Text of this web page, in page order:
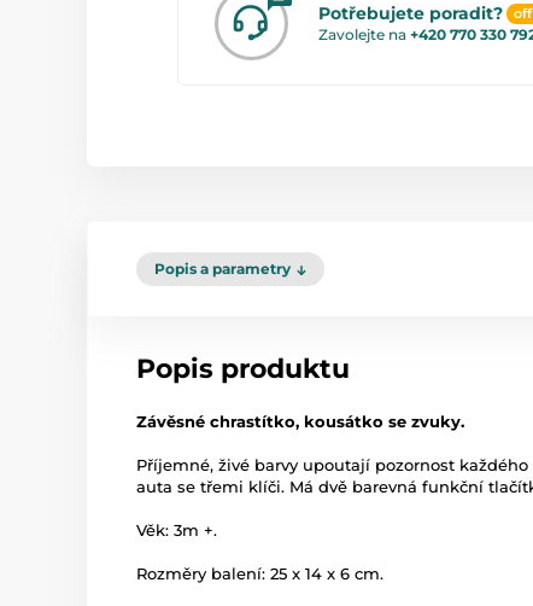
Potřebujete poradit?
Zavolejte na +420 770 330
Popis a parametry
Popis produktu
Závěsné chrastítko, kousátko se zvuky.
Příjemné, živé barvy upoutají pozornost
auta se třemi klíči. Má dvě barevná funkční
Věk: 3m +.
Rozměry balení: 25 x 14 x 6 cm.